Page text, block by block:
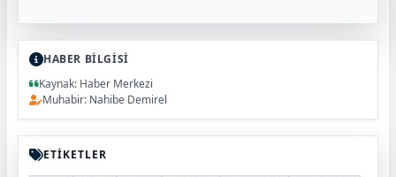
HABER BİLGİSİ
Kaynak: Haber Merkezi
Muhabir: Nahibe Demirel
ETİKETLER